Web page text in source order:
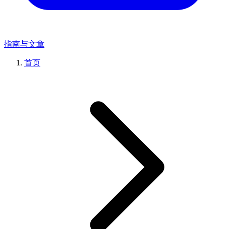
指南与文章
首页